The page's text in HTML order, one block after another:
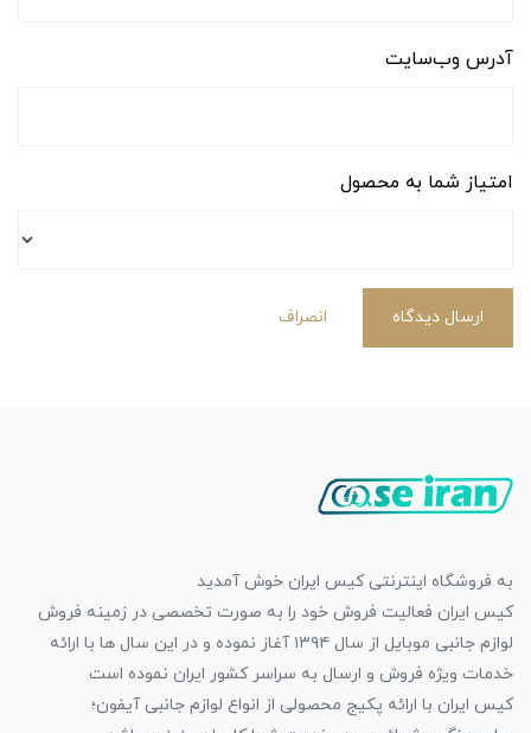
آدرس وب‌سایت
امتیاز شما به محصول
ارسال دیدگاه انصراف
به فروشگاه اینترنتی کیس ایران خوش آمدید
کیس ایران فعالیت فروش خود را به صورت تخصصی در زمینه فروش
لوازم جانبی موبایل از سال ۱۳۹۴ آغاز نموده و در این سال ها با ارائه
خدمات ویژه فروش و ارسال به سراسر کشور ایران نموده است
کیس ایران با ارائه پکیج محصولی از انواع لوازم جانبی آیفون؛